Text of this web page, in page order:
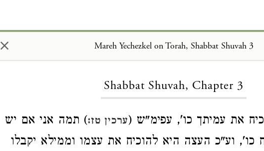
× Mareh Yechezkel on Torah, Shabbat Shuvah 3
Shabbat Shuvah, Chapter 3
את עמיתך כו', עפימ"ש (ערכין טז:) תמה אני אם יש
כו', וע"כ העצה היא להוכיח את עצמו וממילא יקבלו